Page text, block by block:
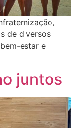
de diversos
estar e
juntos